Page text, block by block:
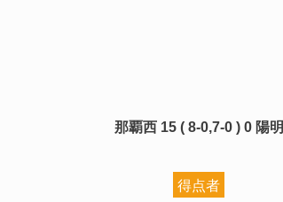
那覇西 15 ( 8-0,7-0 ) 0 陽明
得点者